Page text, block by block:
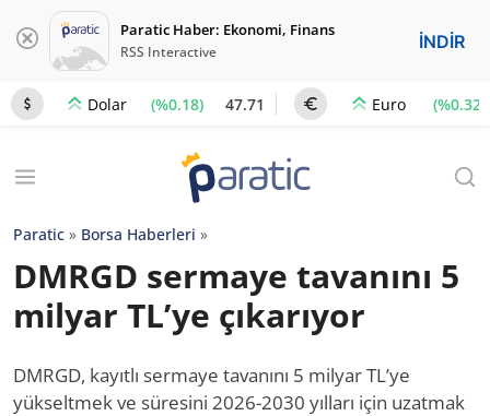
Paratic Haber: Ekonomi, Finans
RSS Interactive İNDİR
Dolar (%0.18) 47.71 Euro (%0.32)
Paratic » Borsa Haberleri »
DMRGD sermaye tavanını 5
milyar TL’ye çıkarıyor
DMRGD, kayıtlı sermaye tavanını 5 milyar TL’ye
yükseltmek ve süresini 2026-2030 yılları için uzatmak